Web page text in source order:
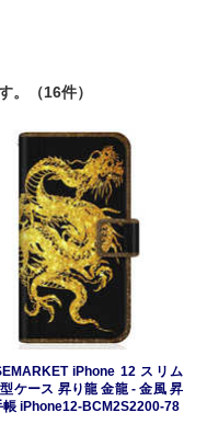
。（16件）
iPhone 12 スリム
ケース 昇り龍 金龍 - 金風 昇
帳 iPhone12-BCM2S2200-78